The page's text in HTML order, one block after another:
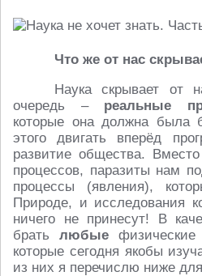
Что же от нас
Наука скрывает от
очередь – реальные
которые она должна была
этого двигать вперёд
развитие общества. Вместо
процессов, паразиты нам
процессы (явления),
Природе, и исследования
ничего не принесут! В
брать любые
которые сегодня якобы
из них я перечислю ниже